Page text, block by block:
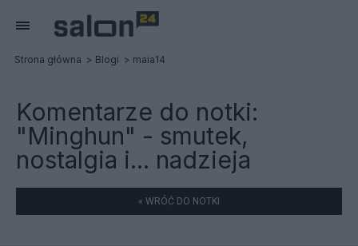
Strona główna Blogi maia14
Komentarze do notki:
"Minghun" - smutek,
nostalgia i... nadzieja
« WRÓĆ DO NOTKI